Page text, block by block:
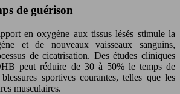
de guérison
en oxygène aux tissus lésés stimule la
et de nouveaux vaisseaux sanguins,
de cicatrisation. Des études cliniques
peut réduire de 30 à 50% le temps de
sportives courantes, telles que les
musculaires.